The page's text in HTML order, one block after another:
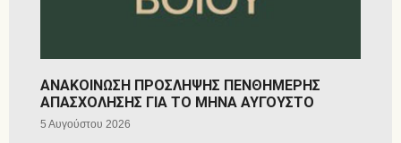
ΑΝΑΚΟΙΝΩΣΗ ΠΡΟΣΛΗΨΗΣ ΠΕΝΘΗΜΕΡΗΣ
ΑΠΑΣΧΟΛΗΣΗΣ ΓΙΑ ΤΟ ΜΗΝΑ ΑΥΓΟΥΣΤΟ
5 Αυγούστου 2026